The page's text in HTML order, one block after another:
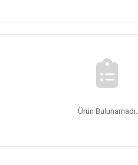
Ürün Bulunamadı.